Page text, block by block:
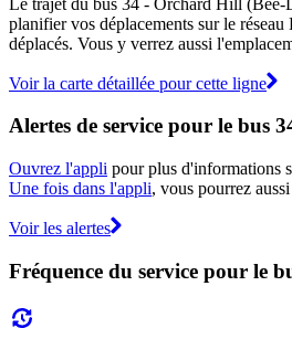
planifier vos déplacements sur le réseau
déplacés. Vous y verrez aussi
Voir la carte détaillée pour cette ligne
Alertes de service pour le bus
Ouvrez l'appli pour plus d'informations
Une fois dans l'appli, vous pourrez
Voir les alertes
Fréquence du service pour le